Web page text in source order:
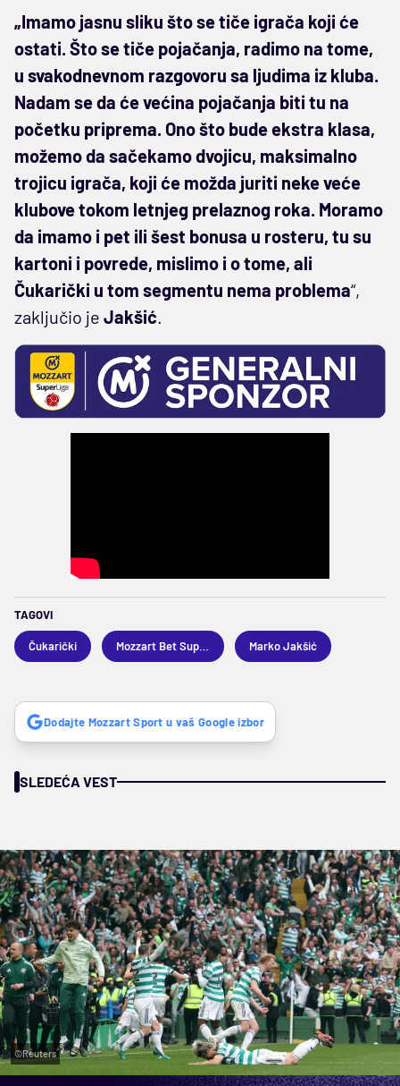
„Imamo jasnu sliku što se tiče igrača koji će
ostati. Što se tiče pojačanja, radimo na tome,
u svakodnevnom razgovoru sa ljudima iz kluba.
Nadam se da će većina pojačanja biti tu na
početku priprema. Ono što bude ekstra klasa,
možemo da sačekamo dvojicu, maksimalno
trojicu igrača, koji će možda juriti neke veće
klubove tokom letnjeg prelaznog roka. Moramo
da imamo i pet ili šest bonusa u rosteru, tu su
kartoni i povrede, mislimo i o tome, ali
Čukarički u tom segmentu nema problema“,
zaključio je Jakšić.
TAGOVI
Čukarički Mozzart Bet Superliga Marko Jakšić
Dodajte Mozzart Sport u vaš Google izbor
SLEDEĆA VEST
©Reuters